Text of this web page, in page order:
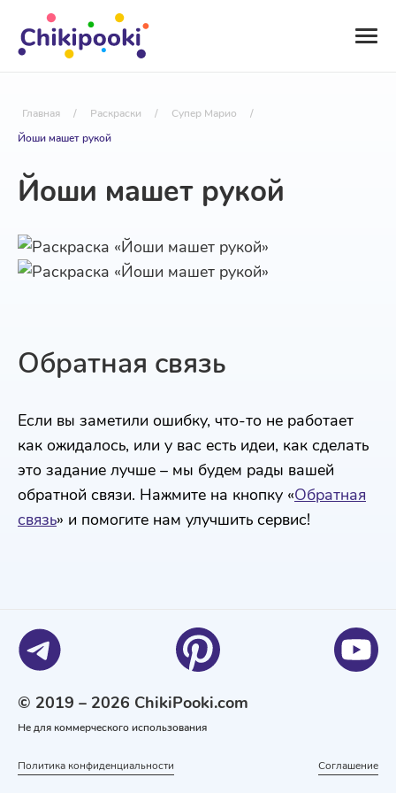
Главная / Раскраски / Супер Марио
/
Йоши машет рукой
Йоши машет рукой
Обратная связь
Если вы заметили ошибку, что-то не работает
как ожидалось, или у вас есть идеи, как сделать
это задание лучше – мы будем рады вашей
обратной связи. Нажмите на кнопку «Обратная
связь» и помогите нам улучшить сервис!
© 2019 – 2026 ChikiPooki.com
Не для коммерческого использования
Политика конфиденциальности Соглашение